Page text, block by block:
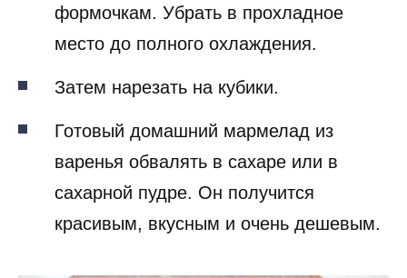
формочкам. Убрать в прохладное
место до полного охлаждения.
Затем нарезать на кубики.
Готовый домашний мармелад из
варенья обвалять в сахаре или в
сахарной пудре. Он получится
красивым, вкусным и очень дешевым.